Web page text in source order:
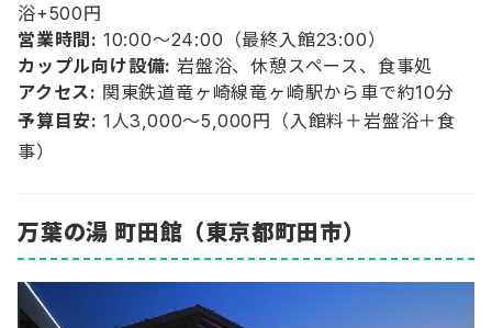
浴+500円
営業時間: 10:00〜24:00（最終入館23:00）
カップル向け設備: 岩盤浴、休憩スペース、食事処
アクセス: 関東鉄道竜ヶ崎線竜ヶ崎駅から車で約10分
予算目安: 1人3,000〜5,000円（入館料＋岩盤浴＋食
事）
万葉の湯 町田館（東京都町田市）